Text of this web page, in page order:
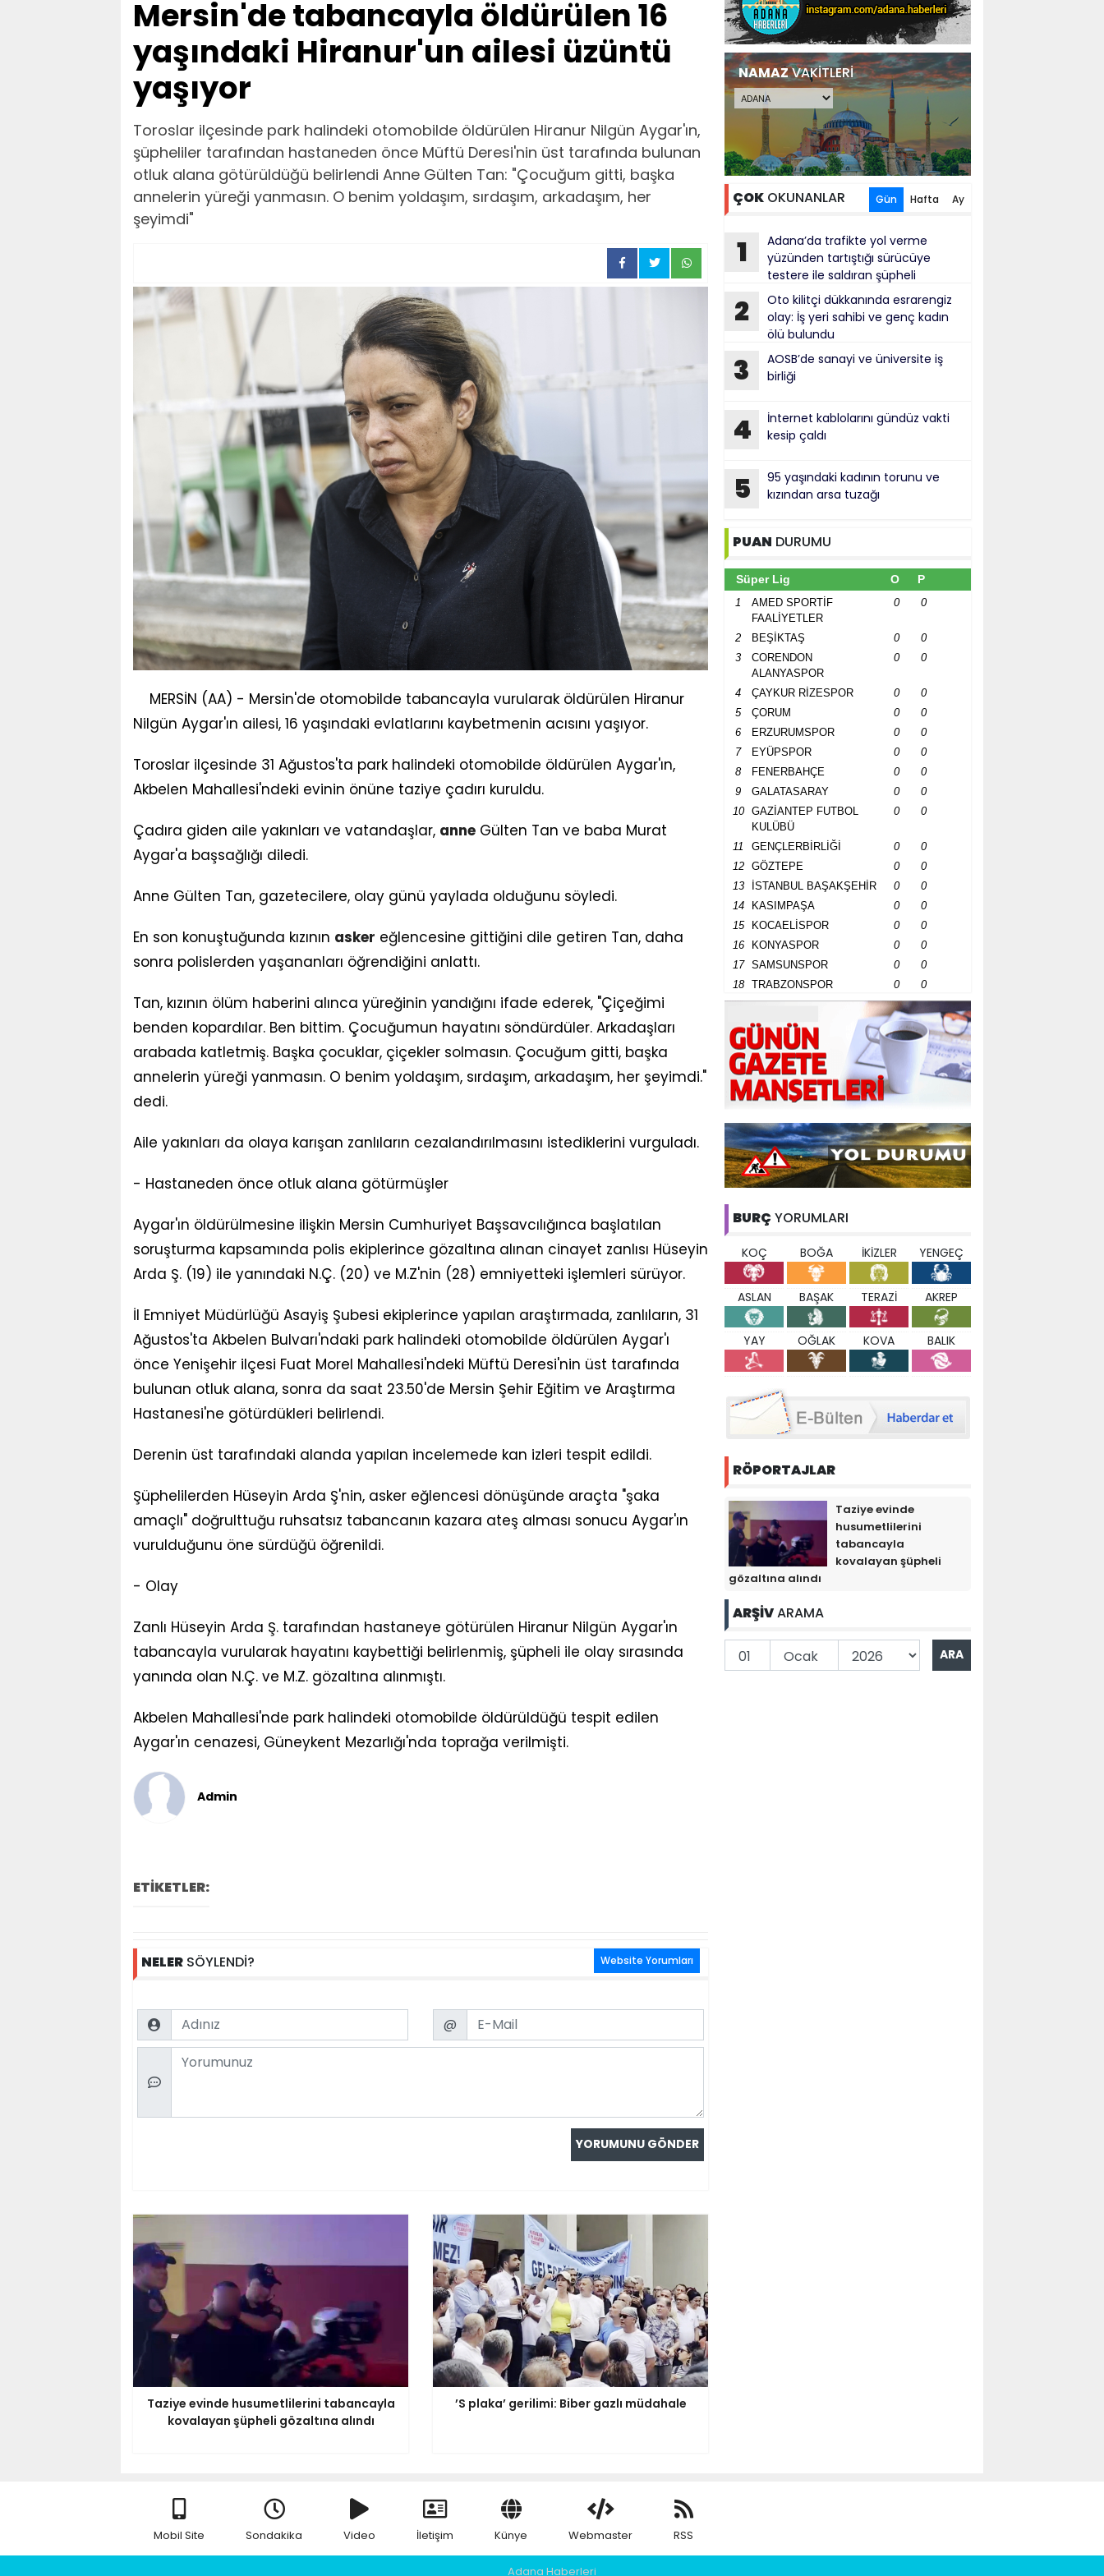
Mersin'de tabancayla öldürülen 16
yaşındaki Hiranur'un ailesi üzüntü
yaşıyor
Toroslar ilçesinde park halindeki otomobilde öldürülen Hiranur Nilgün Aygar'ın,
şüpheliler tarafından hastaneden önce Müftü Deresi'nin üst tarafında bulunan
otluk alana götürüldüğü belirlendi Anne Gülten Tan: "Çocuğum gitti, başka
annelerin yüreği yanmasın. O benim yoldaşım, sırdaşım, arkadaşım, her
şeyimdi"
MERSİN (AA) - Mersin'de otomobilde tabancayla vurularak öldürülen Hiranur
Nilgün Aygar'ın ailesi, 16 yaşındaki evlatlarını kaybetmenin acısını yaşıyor.
Toroslar ilçesinde 31 Ağustos'ta park halindeki otomobilde öldürülen Aygar'ın,
Akbelen Mahallesi'ndeki evinin önüne taziye çadırı kuruldu.
Çadıra giden aile yakınları ve vatandaşlar, anne Gülten Tan ve baba Murat
Aygar'a başsağlığı diledi.
Anne Gülten Tan, gazetecilere, olay günü yaylada olduğunu söyledi.
En son konuştuğunda kızının asker eğlencesine gittiğini dile getiren Tan, daha
sonra polislerden yaşananları öğrendiğini anlattı.
Tan, kızının ölüm haberini alınca yüreğinin yandığını ifade ederek, "Çiçeğimi
benden kopardılar. Ben bittim. Çocuğumun hayatını söndürdüler. Arkadaşları
arabada katletmiş. Başka çocuklar, çiçekler solmasın. Çocuğum gitti, başka
annelerin yüreği yanmasın. O benim yoldaşım, sırdaşım, arkadaşım, her şeyimdi."
dedi.
Aile yakınları da olaya karışan zanlıların cezalandırılmasını istediklerini vurguladı.
- Hastaneden önce otluk alana götürmüşler
Aygar'ın öldürülmesine ilişkin Mersin Cumhuriyet Başsavcılığınca başlatılan
soruşturma kapsamında polis ekiplerince gözaltına alınan cinayet zanlısı Hüseyin
Arda Ş. (19) ile yanındaki N.Ç. (20) ve M.Z'nin (28) emniyetteki işlemleri sürüyor.
İl Emniyet Müdürlüğü Asayiş Şubesi ekiplerince yapılan araştırmada, zanlıların, 31
Ağustos'ta Akbelen Bulvarı'ndaki park halindeki otomobilde öldürülen Aygar'ı
önce Yenişehir ilçesi Fuat Morel Mahallesi'ndeki Müftü Deresi'nin üst tarafında
bulunan otluk alana, sonra da saat 23.50'de Mersin Şehir Eğitim ve Araştırma
Hastanesi'ne götürdükleri belirlendi.
Derenin üst tarafındaki alanda yapılan incelemede kan izleri tespit edildi.
Şüphelilerden Hüseyin Arda Ş'nin, asker eğlencesi dönüşünde araçta "şaka
amaçlı" doğrulttuğu ruhsatsız tabancanın kazara ateş alması sonucu Aygar'ın
vurulduğunu öne sürdüğü öğrenildi.
- Olay
Zanlı Hüseyin Arda Ş. tarafından hastaneye götürülen Hiranur Nilgün Aygar'ın
tabancayla vurularak hayatını kaybettiği belirlenmiş, şüpheli ile olay sırasında
yanında olan N.Ç. ve M.Z. gözaltına alınmıştı.
Akbelen Mahallesi'nde park halindeki otomobilde öldürüldüğü tespit edilen
Aygar'ın cenazesi, Güneykent Mezarlığı'nda toprağa verilmişti.
Admin
ETİKETLER:
NELER SÖYLENDİ? Website Yorumları
Name Email
@
Comment
Taziye evinde husumetlilerini tabancayla
kovalayan şüpheli gözaltına alındı
’S plaka’ gerilimi: Biber gazlı müdahale
NAMAZVAKİTLERİ
ÇOK OKUNANLAR Gün Hafta Ay
1
Adana’da trafikte yol verme
yüzünden tartıştığı sürücüye
testere ile saldıran şüpheli
tutuklandı
2
Oto kilitçi dükkanında esrarengiz
olay: İş yeri sahibi ve genç kadın
ölü bulundu
3
AOSB’de sanayi ve üniversite iş
birliği
4
İnternet kablolarını gündüz vakti
kesip çaldı
5
95 yaşındaki kadının torunu ve
kızından arsa tuzağı
PUAN DURUMU
Süper Lig O P
1
AMED SPORTİF
FAALİYETLER
0 0
2 BEŞİKTAŞ 0
0
3
CORENDON
ALANYASPOR
0 0
4 ÇAYKUR RİZESPOR 0
0
5
ÇORUM 0
0
6
ERZURUMSPOR 0
0
7
EYÜPSPOR 0
0
8
FENERBAHÇE 0
0
9
GALATASARAY 0
0
10
GAZİANTEP FUTBOL
KULÜBÜ
0 0
11 GENÇLERBİRLİĞİ 0
0
12
GÖZTEPE 0
0
13
İSTANBUL BAŞAKŞEHİR 0
0
14
KASIMPAŞA 0
0
15
KOCAELİSPOR 0
0
16
KONYASPOR 0
0
17
SAMSUNSPOR 0
0
18
TRABZONSPOR 0 0
BURÇ YORUMLARI
KOÇ BOĞA İKİZLER YENGEÇ
ASLAN BAŞAK TERAZİ AKREP
YAY OĞLAK KOVA BALIK
RÖPORTAJLAR
Taziye evinde
husumetlilerini
tabancayla
kovalayan şüpheli
gözaltına alındı
ARŞİVARAMA
Mobil Site Sondakika Video İletişim Künye Webmaster RSS
Adana Haberleri